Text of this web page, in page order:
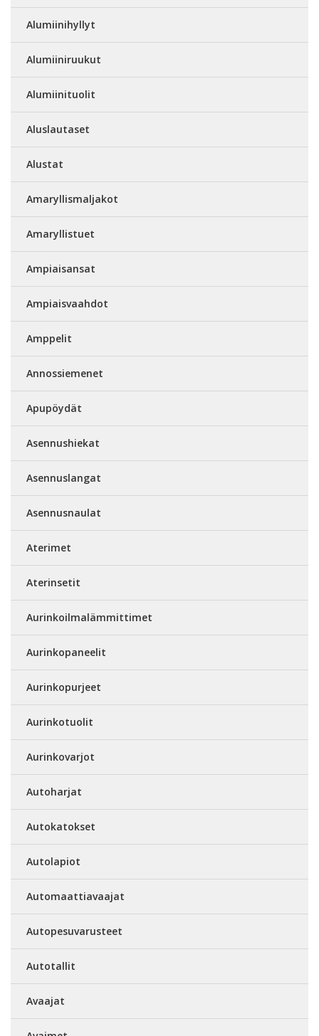
Alumiinihyllyt
Alumiiniruukut
Alumiinituolit
Aluslautaset
Alustat
Amaryllismaljakot
Amaryllistuet
Ampiaisansat
Ampiaisvaahdot
Amppelit
Annossiemenet
Apupöydät
Asennushiekat
Asennuslangat
Asennusnaulat
Aterimet
Aterinsetit
Aurinkoilmalämmittimet
Aurinkopaneelit
Aurinkopurjeet
Aurinkotuolit
Aurinkovarjot
Autoharjat
Autokatokset
Autolapiot
Automaattiavaajat
Autopesuvarusteet
Autotallit
Avaajat